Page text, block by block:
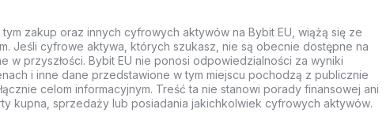
zakup oraz innych cyfrowych aktywów na Bybit EU, wiążą się ze
Jeśli cyfrowe aktywa, których szukasz, nie są obecnie dostępne na
w przyszłości. Bybit EU nie ponosi odpowiedzialności za wyniki
i inne dane przedstawione w tym miejscu pochodzą z publicznie
celom informacyjnym. Treść ta nie stanowi porady finansowej ani
kupna, sprzedaży lub posiadania jakichkolwiek cyfrowych aktywów.